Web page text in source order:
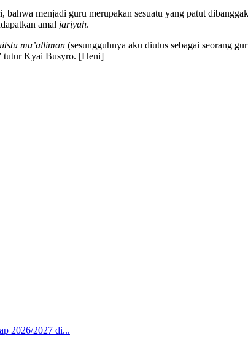
menjadi guru merupakan sesuatu yang patut
amal jariyah.
mu’alliman (sesungguhnya aku diutus sebagai seorang
tutur Kyai Busyro. [Heni]
2026/2027 di...